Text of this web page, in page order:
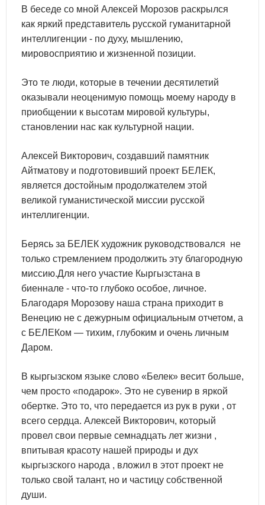
В беседе со мной Алексей Морозов раскрылся
как яркий представитель русской гуманитарной
интеллигенции - по духу, мышлению,
мировосприятию и жизненной позиции.
Это те люди, которые в течении десятилетий
оказывали неоценимую помощь моему народу в
приобщении к высотам мировой культуры,
становлении нас как культурной нации.
Алексей Викторович, создавший памятник
Айтматову и подготовивший проект БЕЛЕК,
является достойным продолжателем этой
великой гуманистической миссии русской
интеллигенции.
Берясь за БЕЛЕК художник руководствовался не
только стремлением продолжить эту благородную
миссию.Для него участие Кыргызстана в
биеннале - что-то глубоко особое, личное.
Благодаря Морозову наша страна приходит в
Венецию не с дежурным официальным отчетом, а
с БЕЛЕКом — тихим, глубоким и очень личным
Даром.
В кыргызском языке слово «Белек» весит больше,
чем просто «подарок». Это не сувенир в яркой
обертке. Это то, что передается из рук в руки , от
всего сердца. Алексей Викторович, который
провел свои первые семнадцать лет жизни ,
впитывая красоту нашей природы и дух
кыргызского народа , вложил в этот проект не
только свой талант, но и частицу собственной
души.